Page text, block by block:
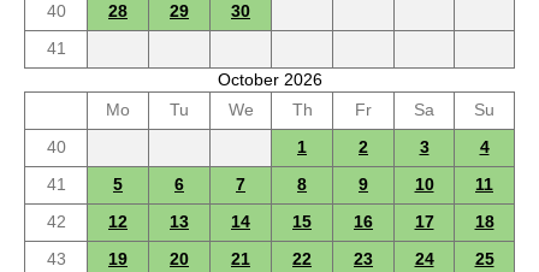
40
28 29
30
41
October 2026
Mo
Tu We Th Fr Sa
Su
40
1 2 3
4
41
5 6 7 8 9 10
11
42
12 13 14 15 16 17
18
43
19 20 21 22 23 24
25